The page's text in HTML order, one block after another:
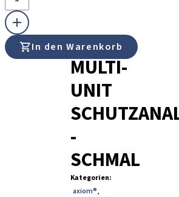
In den Warenkorb
AXIOM®
MULTI-
UNIT
-
SCHMAL
Kategorien:
axiom®,